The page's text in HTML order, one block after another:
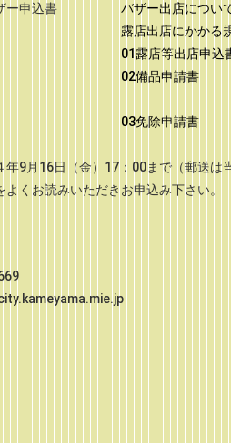
申込書 バザー出店につい
露店出店にかかる
01露店等出店申込
02備品申請書
03免除申請書
月16日（金）17：00まで（郵送は当
よくお読みいただきお申込み下さい。